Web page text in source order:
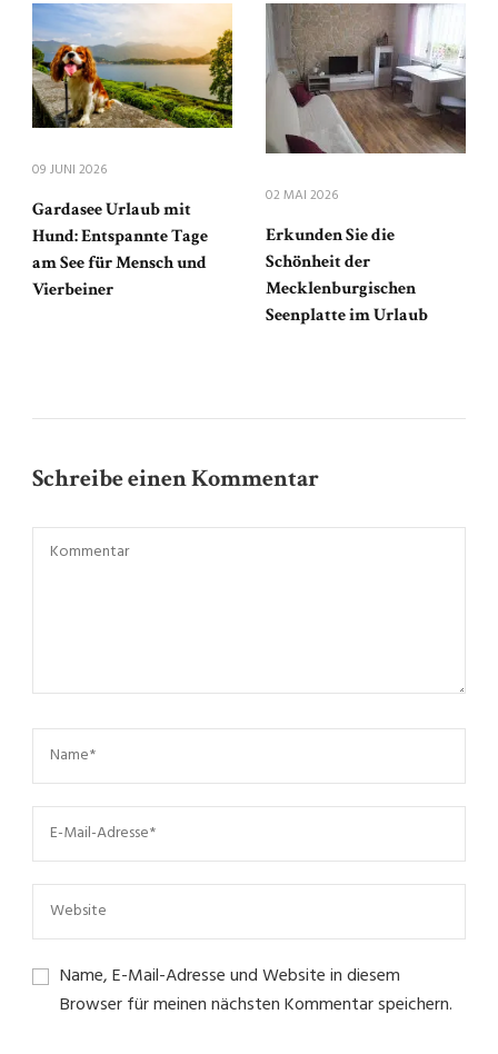
09 JUNI 2026
Gardasee Urlaub mit
Hund: Entspannte Tage
am See für Mensch und
Vierbeiner
02 MAI 2026
Erkunden Sie die
Schönheit der
Mecklenburgischen
Seenplatte im Urlaub
Schreibe einen Kommentar
Name, E-Mail-Adresse und Website in diesem
Browser für meinen nächsten Kommentar speichern.